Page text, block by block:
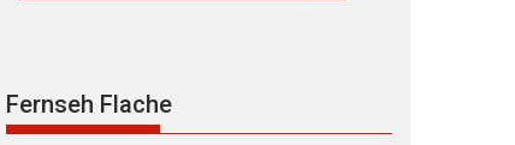
Fernseh Flache